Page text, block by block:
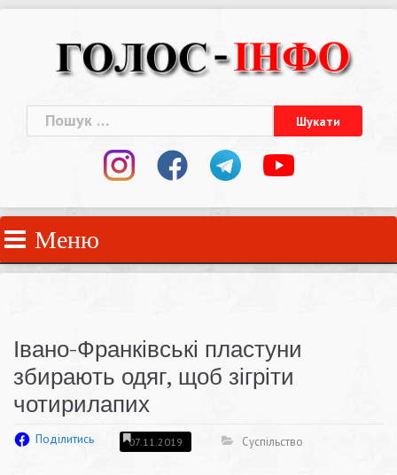
Пошук:
Меню
Івано-Франківські пластуни
збирають одяг, щоб зігріти
чотирилапих
Поділитись 07.11.2019 Суспільство